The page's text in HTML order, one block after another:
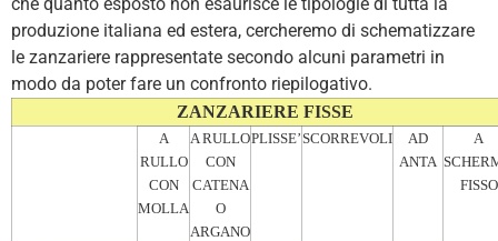
produzione italiana ed estera, cercheremo di schematizzare
le zanzariere rappresentate secondo alcuni parametri in
modo da poter fare un confronto riepilogativo.
ZANZARIERE FISSE
A
RULLO
CON
MOLLA
A RULLO
CON
CATENA
O
ARGANO
PLISSE’SCORREVOLI
AD
ANTA
A
FISSO